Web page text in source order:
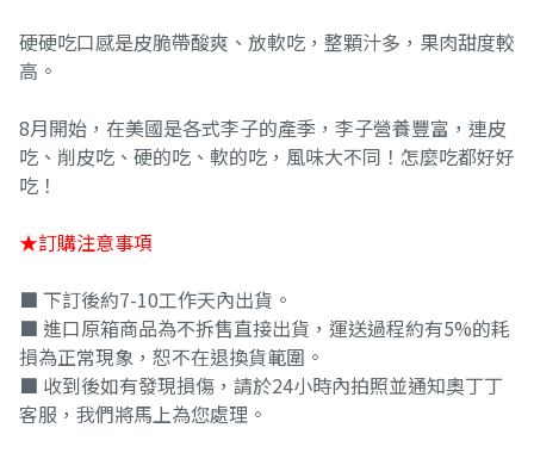
硬硬吃口感是皮脆帶酸爽、放軟吃，整顆汁多，果肉甜度較
高。
8月開始，在美國是各式李子的產季，李子營養豐富，連皮
吃、削皮吃、硬的吃、軟的吃，風味大不同！怎麼吃都好好
吃！
★訂購注意事項
■ 下訂後約7-10工作天內出貨。
■ 進口原箱商品為不拆售直接出貨，運送過程約有5%的耗
損為正常現象，恕不在退換貨範圍。
■ 收到後如有發現損傷，請於24小時內拍照並通知奧丁丁
客服，我們將馬上為您處理。